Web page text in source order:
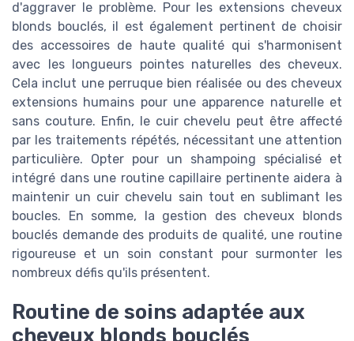
d'aggraver le problème. Pour les extensions cheveux
blonds bouclés, il est également pertinent de choisir
des accessoires de haute qualité qui s'harmonisent
avec les longueurs pointes naturelles des cheveux.
Cela inclut une perruque bien réalisée ou des cheveux
extensions humains pour une apparence naturelle et
sans couture. Enfin, le cuir chevelu peut être affecté
par les traitements répétés, nécessitant une attention
particulière. Opter pour un shampoing spécialisé et
intégré dans une routine capillaire pertinente aidera à
maintenir un cuir chevelu sain tout en sublimant les
boucles. En somme, la gestion des cheveux blonds
bouclés demande des produits de qualité, une routine
rigoureuse et un soin constant pour surmonter les
nombreux défis qu'ils présentent.
Routine de soins adaptée aux
cheveux blonds bouclés